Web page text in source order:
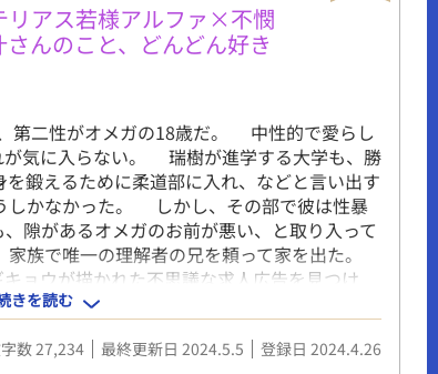
アス若様アルファ×不憫
んのこと、どんどん好き
第二性がオメガの18歳だ。 中性的で愛らし
が気に入らない。 瑞樹が進学する大学も、勝
鍛えるために柔道部に入れ、などと言い出す
かなかった。 しかし、その部で彼は性暴
隙があるオメガのお前が悪い、と取り入って
族で唯一の理解者の兄を頼って家を出た。
ョウが描かれた不思議な求人広告を見つけ
を感じさせる古びた洋館だった。 執事・
である、叶 誠（かのう まこと）に面接を受
樹だが、嬉しい反面この職場に謎を感じた。
きを読む
数 27,234 最終更新日 2024.5.5 登録日 2024.4.26